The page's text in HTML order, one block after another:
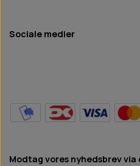
Sociale medier
Modtag vores nyhedsbrev via